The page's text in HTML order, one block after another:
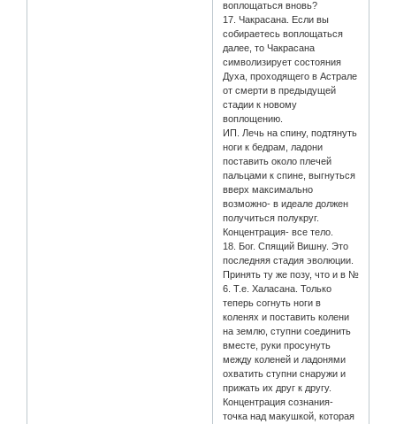
воплощаться вновь?
17. Чакрасана. Если вы
собираетесь воплощаться
далее, то Чакрасана
символизирует состояния
Духа, проходящего в Астрале
от смерти в предыдущей
стадии к новому
воплощению.
ИП. Лечь на спину, подтянуть
ноги к бедрам, ладони
поставить около плечей
пальцами к спине, выгнуться
вверх максимально
возможно- в идеале должен
получиться полукруг.
Концентрация- все тело.
18. Бог. Спящий Вишну. Это
последняя стадия эволюции.
Принять ту же позу, что и в №
6. Т.е. Халасана. Только
теперь согнуть ноги в
коленях и поставить колени
на землю, ступни соединить
вместе, руки просунуть
между коленей и ладонями
охватить ступни снаружи и
прижать их друг к другу.
Концентрация сознания-
точка над макушкой, которая